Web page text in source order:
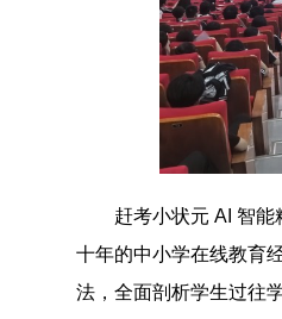
赶考小状元 AI 智
十年的中小学在线教育
法，全面剖析学生过往